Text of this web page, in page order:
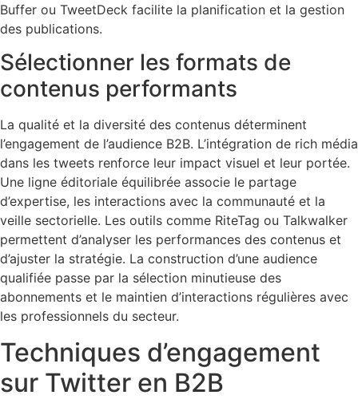
Buffer ou TweetDeck facilite la planification et la gestion
des publications.
Sélectionner les formats de
contenus performants
La qualité et la diversité des contenus déterminent
l’engagement de l’audience B2B. L’intégration de rich média
dans les tweets renforce leur impact visuel et leur portée.
Une ligne éditoriale équilibrée associe le partage
d’expertise, les interactions avec la communauté et la
veille sectorielle. Les outils comme RiteTag ou Talkwalker
permettent d’analyser les performances des contenus et
d’ajuster la stratégie. La construction d’une audience
qualifiée passe par la sélection minutieuse des
abonnements et le maintien d’interactions régulières avec
les professionnels du secteur.
Techniques d’engagement
sur Twitter en B2B